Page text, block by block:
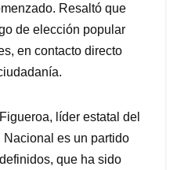
Resaltó que
de elección popular
en contacto directo
líder estatal del
Nacional es un partido
que ha sido